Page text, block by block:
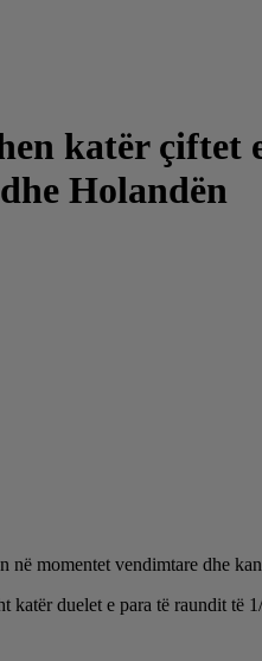
katër çiftet
Holandën
në momentet vendimtare dhe
duelet e para të raundit të